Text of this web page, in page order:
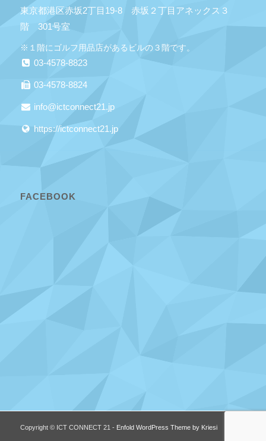
東京都港区赤坂2丁目19-8 赤坂２丁目アネックス３
階 301号室
※１階にゴルフ用品店があるビルの３階です。
03-4578-8823
03-4578-8824
info@ictconnect21.jp
https://ictconnect21.jp
FACEBOOK
Copyright © ICT CONNECT 21 - Enfold WordPress Theme by Kriesi